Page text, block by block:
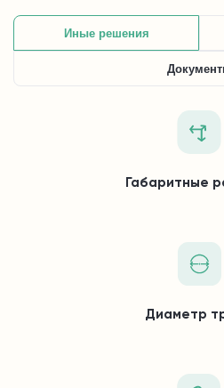
Иные решения
Габаритные
Диаметр